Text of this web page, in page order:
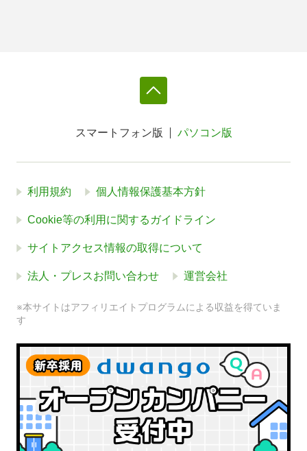
スマートフォン版 パソコン版
利用規約 個人情報保護基本方針
Cookie等の利用に関するガイドライン
サイトアクセス情報の取得について
法人・プレスお問い合わせ 運営会社
※本サイトはアフィリエイトプログラムによる収益を得ていま
す